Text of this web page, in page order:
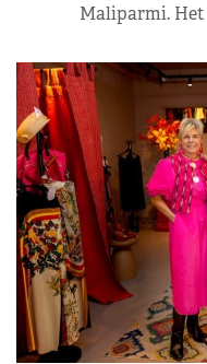
Maliparmi.